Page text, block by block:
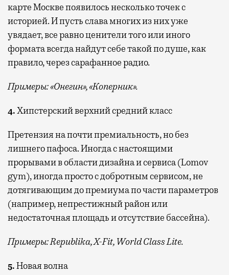
карте Москве появилось несколько точек с
историей. И пусть слава многих из них уже
увядает, все равно ценители того или иного
формата всегда найдут себе такой по душе, как
правило, через сарафанное радио.
Примеры: «Онегин», «Коперник».
4.Хипстерский верхний средний класс
Претензия на почти премиальность, но без
лишнего пафоса. Иногда с настоящими
прорывами в области дизайна и сервиса (Lomov
gym), иногда просто с добротным сервисом, не
дотягивающим до премиума по части параметров
(например, непрестижный район или
недостаточная площадь и отсутствие бассейна).
Примеры: Republika, X-Fit, World Class Lite.
5.Новая волна